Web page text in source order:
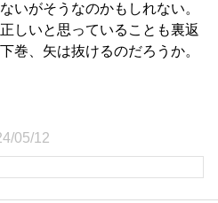
いがそうなのかもしれない。
しいと思っていることも裏返
巻、矢は抜けるのだろうか。
05/12